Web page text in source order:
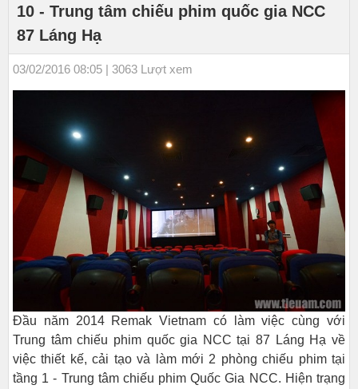
10 - Trung tâm chiếu phim quốc gia NCC
87 Láng Hạ
03/02/2016 08:05 | 3063 Lượt xem
Đầu năm 2014 Remak Vietnam có làm việc cùng với
Trung tâm chiếu phim quốc gia NCC tại 87 Láng Hạ về
việc thiết kế, cải tạo và làm mới 2 phòng chiếu phim tại
tầng 1 - Trung tâm chiếu phim Quốc Gia NCC. Hiện trạng